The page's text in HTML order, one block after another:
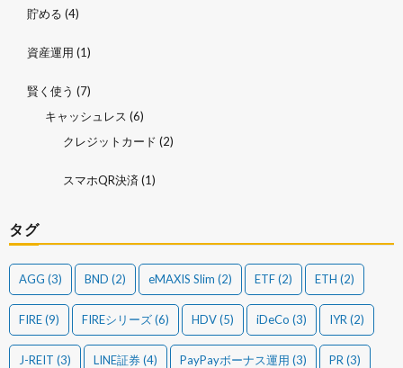
貯める (4)
資産運用 (1)
賢く使う (7)
キャッシュレス (6)
クレジットカード (2)
スマホQR決済 (1)
タグ
AGG (3) BND (2) eMAXIS Slim (2) ETF(2) ETH (2)
FIRE(9) FIREシリーズ(6) HDV(5) iDeCo (3) IYR (2)
J-REIT (3) LINE証券(4) PayPayボーナス運用 (3) PR (3)